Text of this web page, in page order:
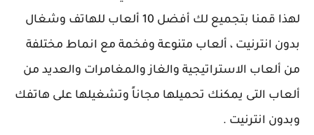
لهذا قمنا بتجميع لك أفضل 10 ألعاب للهاتف وشغال
بدون انترنيت ، ألعاب متنوعة وفخمة مع انماط مختلفة
من ألعاب الاستراتيجية والغاز والمغامرات والعديد من
ألعاب التى يمكنك تحميلها مجاناً وتشغيلها على هاتفك
وبدون انترنيت .